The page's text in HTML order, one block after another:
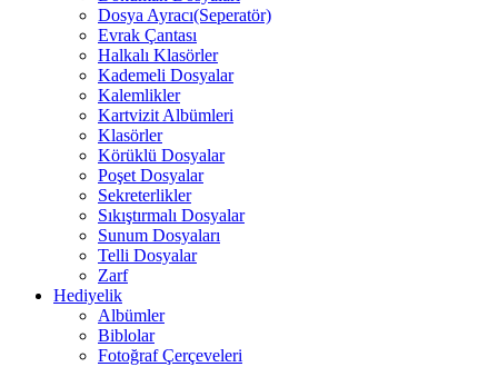
Dosya Ayracı(Seperatör)
Evrak Çantası
Halkalı Klasörler
Kademeli Dosyalar
Kalemlikler
Kartvizit Albümleri
Klasörler
Körüklü Dosyalar
Poşet Dosyalar
Sekreterlikler
Sıkıştırmalı Dosyalar
Sunum Dosyaları
Telli Dosyalar
Zarf
Hediyelik
Albümler
Biblolar
Fotoğraf Çerçeveleri